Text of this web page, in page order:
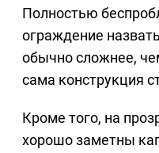
Полностью
ограждение
обычно сложнее,
сама конструкция
Кроме того, на
хорошо заметны